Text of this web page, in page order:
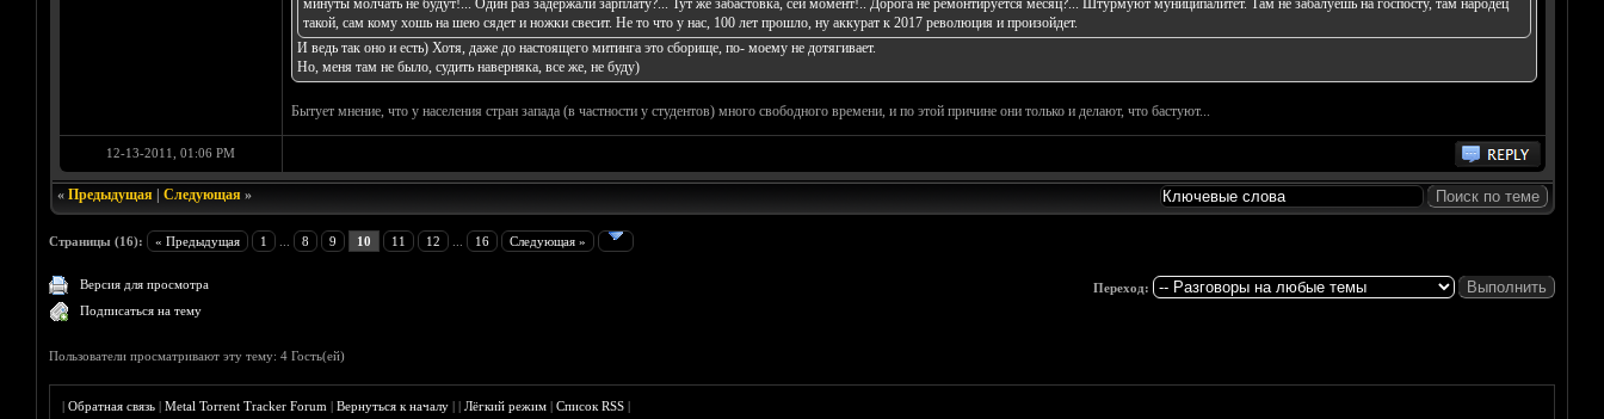
минуты молчать не будут!... Один раз задержали зарплату?... Тут же забастовка, сей момент!.. Дорога не ремонтируется месяц?... Штурмуют муниципалитет. Там не забалуешь на госпосту, там народец
такой, сам кому хошь на шею сядет и ножки свесит. Не то что у нас, 100 лет прошло, ну аккурат к 2017 революция и произойдет.
И ведь так оно и есть) Хотя, даже до настоящего митинга это сборище, по- моему не дотягивает.
Но, меня там не было, судить наверняка, все же, не буду)
Бытует мнение, что у населения стран запада (в частности у студентов) много свободного времени, и по этой причине они только и делают, что бастуют...
12-13-2011, 01:06 PM
« Предыдущая| Следующая»
Страницы (16): « Предыдущая 1 8 9 10 11 12 16 Следующая »
Версия для просмотра
Подписаться на тему
Переход:
Пользователи просматривают эту тему: 4 Гость(ей)
|Обратная связь |Metal Torrent Tracker Forum |Вернуться к началу ||Лёгкий режим |Список RSS |